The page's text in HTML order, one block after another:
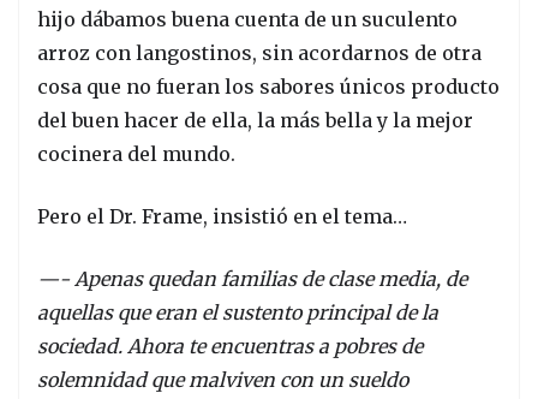
hijo dábamos buena cuenta de un suculento
arroz con langostinos, sin acordarnos de otra
cosa que no fueran los sabores únicos producto
del buen hacer de ella, la más bella y la mejor
cocinera del mundo.
Pero el Dr. Frame, insistió en el tema…
—- Apenas quedan familias de clase media, de
aquellas que eran el sustento principal de la
sociedad. Ahora te encuentras a pobres de
solemnidad que malviven con un sueldo